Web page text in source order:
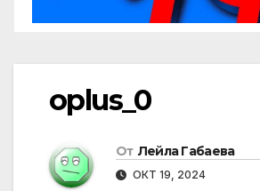
oplus_0
От Лейла Габаева
ОКТ 19, 2024